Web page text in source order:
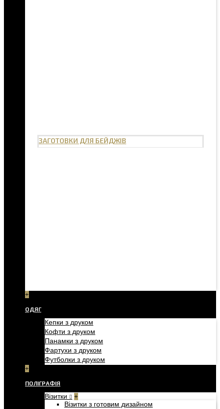
ЗАГОТОВКИ ДЛЯ БЕЙДЖІВ
+
ОДЯГ
Кепки з друком
Кофти з друком
Панамки з друком
Фартухи з друком
Футболки з друком
+
ПОЛІГРАФІЯ
Візитки +
Візитки з готовим дизайном